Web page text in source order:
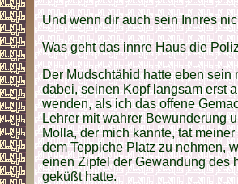
Und wenn dir auch sein Innres
Was geht das innre Haus die
Der Mudschtähid hatte eben sein
dabei, seinen Kopf langsam erst
wenden, als ich das offene
Lehrer mit wahrer Bewunderung
Molla, der mich kannte, tat
dem Teppiche Platz zu nehmen,
einen Zipfel der Gewandung des
geküßt hatte.